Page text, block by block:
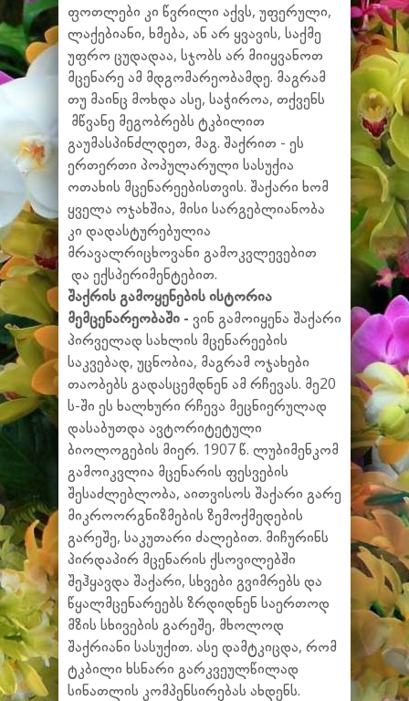
ფოთლები კი წვრილი აქვს, უფერული,
ლაქებიანი, ხმება, ან არ ყვავის, საქმე
უფრო ცუდადაა, სჯობს არ მიიყვანოთ
მცენარე ამ მდგომარეობამდე. მაგრამ
თუ მაინც მოხდა ასე, საჭიროა, თქვენს
მწვანე მეგობრებს ტკბილით
გაუმასპინძლდეთ, მაგ. შაქრით - ეს
ერთერთი პოპულარული სასუქია
ოთახის მცენარეებისთვის. შაქარი ხომ
ყველა ოჯახშია, მისი სარგებლიანობა
კი დადასტურებულია
მრავალრიცხოვანი გამოკვლევებით
და ექსპერიმენტებით.
შაქრის გამოყენების ისტორია
მემცენარეობაში - ვინ გამოიყენა შაქარი
პირველად სახლის მცენარეების
საკვებად, უცნობია, მაგრამ ოჯახები
თაობებს გადასცემდნენ ამ რჩევას. მე20
ს-ში ეს ხალხური რჩევა მეცნიერულად
დასაბუთდა ავტორიტეტული
ბიოლოგების მიერ. 1907 წ. ლუბიმენკომ
გამოიკვლია მცენარის ფესვების
შესაძლებლობა, აითვისოს შაქარი გარე
მიკროორგნიზმების ზემოქმედების
გარეშე, საკუთარი ძალებით. მიჩურინს
პირდაპირ მცენარის ქსოვილებში
შეჰყავდა შაქარი, სხვები გვიმრებს და
წყალმცენარეებს ზრდიდნენ საერთოდ
მზის სხივების გარეშე, მხოლოდ
შაქრიანი სასუქით. ასე დამტკიცდა, რომ
ტკბილი ხსნარი გარკვეულწილად
სინათლის კომპენსირებას ახდენს.